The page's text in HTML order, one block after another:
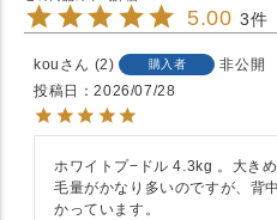
5.00 3
kou 2 購入者
非公開
投稿日
2026/07/28
ホワイトプ−ドル 4.3kg 。大き
毛量がかなり多いのですが、背
かっています。